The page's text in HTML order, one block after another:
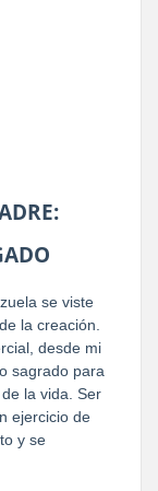
se viste
la creación.
desde mi
sagrado para
la vida. Ser
ejercicio de
y se